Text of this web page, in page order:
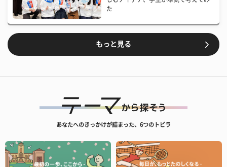
た
もっと見る
あなたへのきっかけが詰まった、6つのトビラ